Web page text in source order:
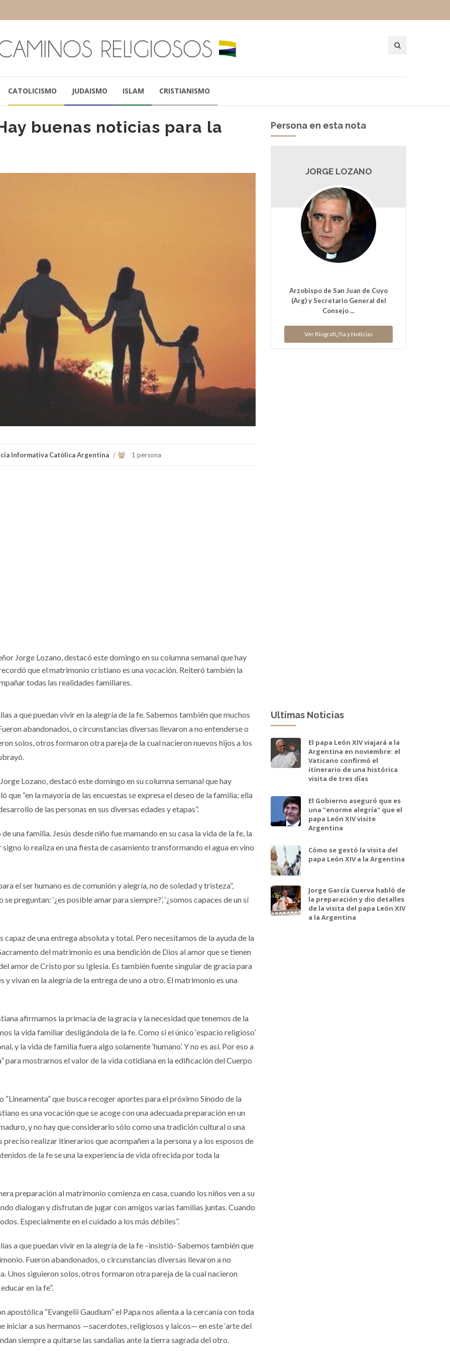
CATOLICISMO JUDAISMO ISLAM CRISTIANISMO
buenas noticias para la
Informativa Católica Argentina / 1 persona
Jorge Lozano, destacó este domingo en su columna semanal que hay
que el matrimonio cristiano es una vocación. Reiteró también la
todas las realidades familiares.
a que puedan vivir en la alegría de la fe. Sabemos también que muchos
abandonados, o circunstancias diversas llevaron a no entenderse o
solos, otros formaron otra pareja de la cual nacieron nuevos hijos a los
Lozano, destacó este domingo en su columna semanal que hay
que “en la mayoría de las encuestas se expresa el deseo de la familia; ella
de las personas en sus diversas edades y etapas”.
una familia. Jesús desde niño fue mamando en su casa la vida de la fe, la
lo realiza en una fiesta de casamiento transformando el agua en vino
el ser humano es de comunión y alegría, no de soledad y tristeza”,
preguntan: ‘¿es posible amar para siempre?’, ‘¿somos capaces de un sí
de una entrega absoluta y total. Pero necesitamos de la ayuda de la
del matrimonio es una bendición de Dios al amor que se tienen
amor de Cristo por su Iglesia. Es también fuente singular de gracia para
y vivan en la alegría de la entrega de uno a otro. El matrimonio es una
afirmamos la primacía de la gracia y la necesidad que tenemos de la
la vida familiar desligándola de la fe. Como si el único ‘espacio religioso’
y la vida de familia fuera algo solamente ‘humano’. Y no es así. Por eso a
para mostrarnos el valor de la vida cotidiana en la edificación del Cuerpo
que busca recoger aportes para el próximo Sínodo de la
es una vocación que se acoge con una adecuada preparación en un
y no hay que considerarlo sólo como una tradición cultural o una
realizar itinerarios que acompañen a la persona y a los esposos de
de la fe se una la experiencia de vida ofrecida por toda la
preparación al matrimonio comienza en casa, cuando los niños ven a su
dialogan y disfrutan de jugar con amigos varias familias juntas. Cuando
Especialmente en el cuidado a los más débiles”.
a que puedan vivir en la alegría de la fe –insistió- Sabemos también que
Fueron abandonados, o circunstancias diversas llevaron a no
Unos siguieron solos, otros formaron otra pareja de la cual nacieron
en la fe”.
apostólica “Evangelii Gaudium” el Papa nos alienta a la cercanía con toda
iniciar a sus hermanos —sacerdotes, religiosos y laicos— en este ‘arte del
siempre a quitarse las sandalias ante la tierra sagrada del otro.
Persona en esta nota
JORGE LOZANO
Arzobispo de San Juan de Cuyo
(Arg) y Secretario General del
Consejo ...
Ver Biografï¿½a y Noticias
Ultimas Noticias
El papa León XIV viajará a la
Argentina en noviembre: el
Vaticano confirmó el
itinerario de una histórica
visita de tres días
El Gobierno aseguró que es
una "enorme alegría" que el
papa León XIV visite
Argentina
Cómo se gestó la visita del
papa León XIV a la Argentina
Jorge García Cuerva habló de
la preparación y dio detalles
de la visita del papa León XIV
a la Argentina